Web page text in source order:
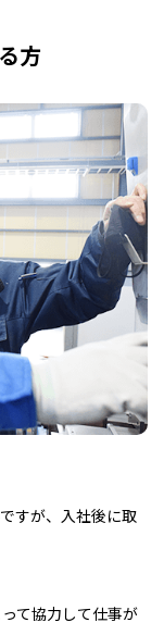
方
すが、入社後に取
て協力して仕事が